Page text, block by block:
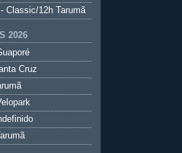
Classic/12h Tarumã
2026
Cruz